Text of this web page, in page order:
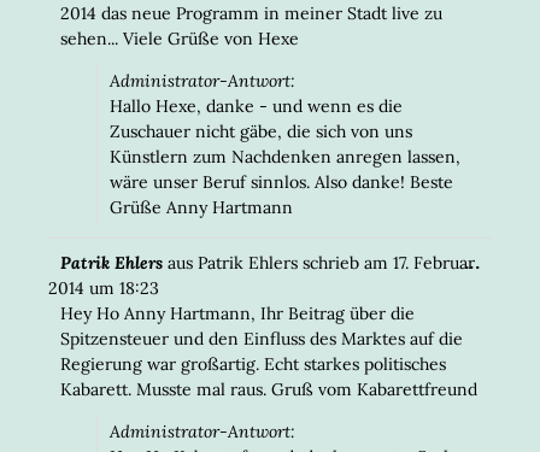
2014 das neue Programm in meiner Stadt live zu
sehen... Viele Grüße von Hexe
Administrator-Antwort:
Hallo Hexe, danke - und wenn es die
Zuschauer nicht gäbe, die sich von uns
Künstlern zum Nachdenken anregen lassen,
wäre unser Beruf sinnlos. Also danke! Beste
Grüße Anny Hartmann
Patrik Ehlers aus Patrik Ehlers schrieb am 17. Februar
2014 um 18:23
Hey Ho Anny Hartmann, Ihr Beitrag über die
Spitzensteuer und den Einfluss des Marktes auf die
Regierung war großartig. Echt starkes politisches
Kabarett. Musste mal raus. Gruß vom Kabarettfreund
Administrator-Antwort:
...DIESE